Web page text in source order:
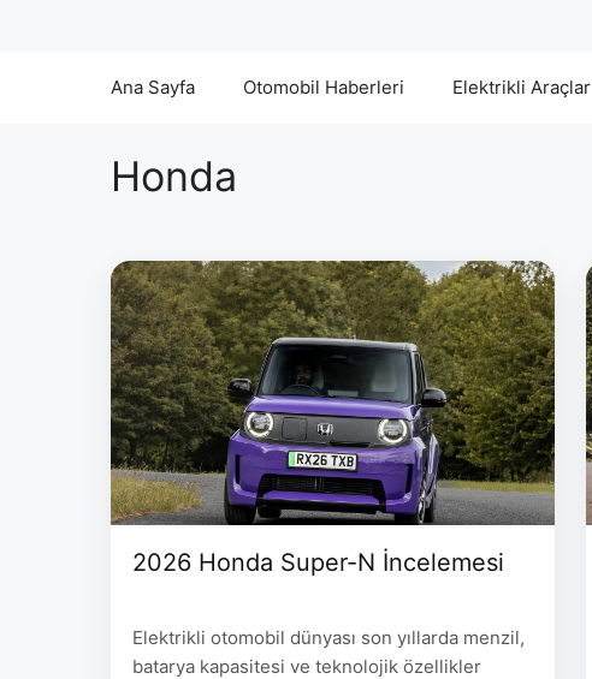
Ana Sayfa Otomobil Haberleri Elektrikli Araçlar
Honda
2026 Honda Super-N İncelemesi
Elektrikli otomobil dünyası son yıllarda menzil,
batarya kapasitesi ve teknolojik özellikler